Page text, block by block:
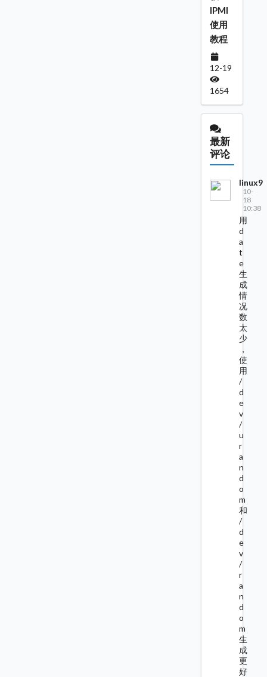
IPMI
使用
教程
12-19
1654
最新
评论
linux9
10-
18
10:38
用
d
a
t
e
生
成
情
况
数
太
少
，
使
用
/
d
e
v
/
u
r
a
n
d
o
m
和
/
d
e
v
/
r
a
n
d
o
m
生
成
更
好